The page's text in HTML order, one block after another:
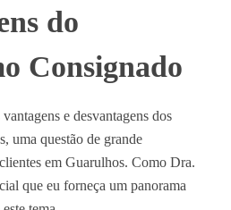
do
Consignado
e desvantagens dos
uma questão de grande
em Guarulhos. Como Dra.
que eu forneça um panorama